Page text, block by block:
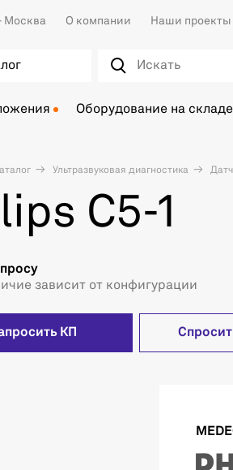
Москва О компании Наши проекты
Оборудование на складе
Ультразвуковая диагностика
C5-1
зависит от конфигурации
КП